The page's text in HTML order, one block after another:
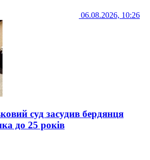
06.08.2026, 10:26
суд засудив бердянця
до 25 років